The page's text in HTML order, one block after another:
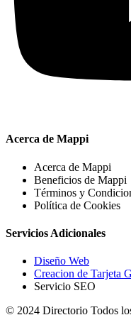
Acerca de Mappi
Acerca de Mappi
Beneficios de Mappi
Términos y
Política de Cookies
Servicios Adicionales
Diseño Web
Creacion de Tarjeta
Servicio SEO
© 2024 Directorio Todos